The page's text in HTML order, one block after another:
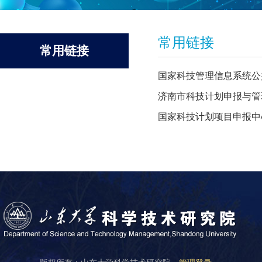
常用链接
常用链接
国家科技管理信息系统
济南市科技计划申报与
国家科技计划项目申报